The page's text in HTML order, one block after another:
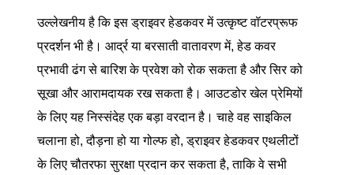
उल्लेखनीय है कि इस ड्राइवर हेडकवर में उत्कृष्ट वॉटरप्रूफ
प्रदर्शन भी है। आर्द्र या बरसाती वातावरण में, हेड कवर
प्रभावी ढंग से बारिश के प्रवेश को रोक सकता है और सिर को
सूखा और आरामदायक रख सकता है। आउटडोर खेल प्रेमियों
के लिए यह निस्संदेह एक बड़ा वरदान है। चाहे वह साइकिल
चलाना हो, दौड़ना हो या गोल्फ हो, ड्राइवर हेडकवर एथलीटों
के लिए चौतरफा सुरक्षा प्रदान कर सकता है, ताकि वे सभी